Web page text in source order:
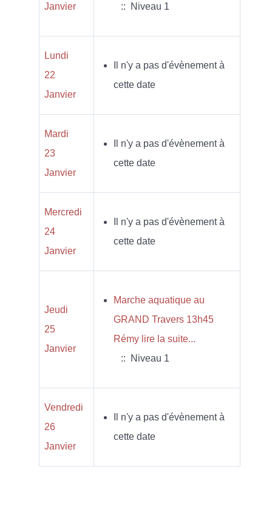
Janvier
:: Niveau 1
Lundi
22
Janvier
Il n'y a pas d'évènement à
cette date
Mardi
23
Janvier
Il n'y a pas d'évènement à
cette date
Mercredi
24
Janvier
Il n'y a pas d'évènement à
cette date
Jeudi
25
Janvier
Marche aquatique au
GRAND Travers 13h45
Rémy lire la suite...
:: Niveau 1
Vendredi
26
Janvier
Il n'y a pas d'évènement à
cette date